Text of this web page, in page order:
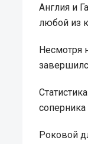
Англия и
любой из
Несмотря
Роковой